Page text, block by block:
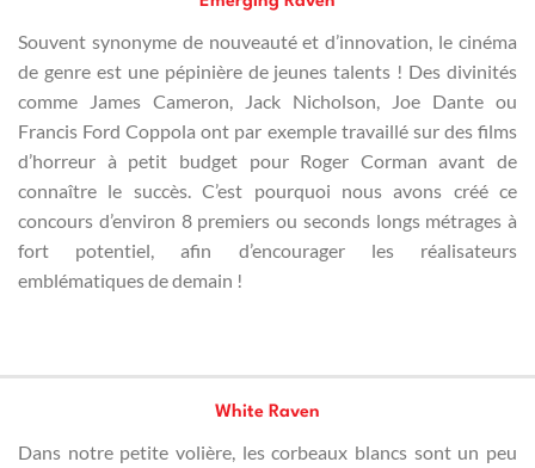
Souvent synonyme de nouveauté et d’innovation, le cinéma
de genre est une pépinière de jeunes talents ! Des divinités
comme James Cameron, Jack Nicholson, Joe Dante ou
Francis Ford Coppola ont par exemple travaillé sur des films
d’horreur à petit budget pour Roger Corman avant de
connaître le succès. C’est pourquoi nous avons créé ce
concours d’environ 8 premiers ou seconds longs métrages à
fort potentiel, afin d’encourager les réalisateurs
emblématiques de demain !
White Raven
Dans notre petite volière, les corbeaux blancs sont un peu